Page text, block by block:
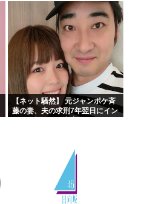
んで辞めます」⇒ 結果・・・
【ネット騒然】 元ジャンポケ斉
藤の妻、夫の求刑7年翌日にイン